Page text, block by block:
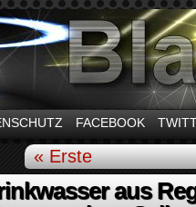
zum Thema Stromausfall
FACEBOOK
« Erste
aus